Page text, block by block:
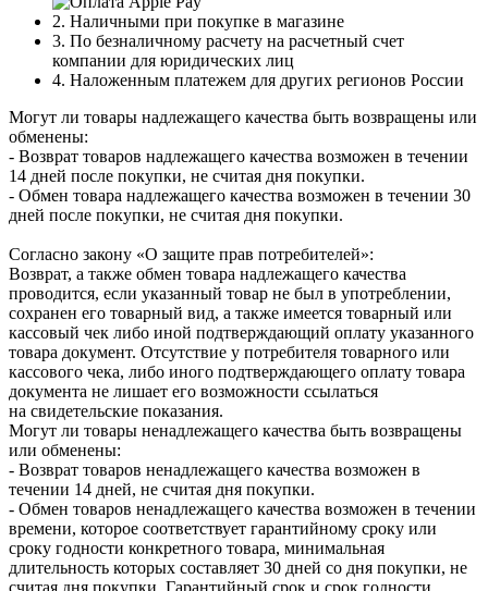
2. Наличными при покупке в магазине
3. По безналичному расчету на расчетный счет
компании для юридических лиц
4. Наложенным платежем для других регионов России
Могут ли товары надлежащего качества быть возвращены или
обменены:
- Возврат товаров надлежащего качества возможен в течении
14 дней после покупки, не считая дня покупки.
- Обмен товара надлежащего качества возможен в течении 30
дней после покупки, не считая дня покупки.
Согласно закону «О защите прав потребителей»:
Возврат, а также обмен товара надлежащего качества
проводится, если указанный товар не был в употреблении,
сохранен его товарный вид, а также имеется товарный или
кассовый чек либо иной подтверждающий оплату указанного
товара документ. Отсутствие у потребителя товарного или
кассового чека, либо иного подтверждающего оплату товара
документа не лишает его возможности ссылаться
на свидетельские показания.
Могут ли товары ненадлежащего качества быть возвращены
или обменены:
- Возврат товаров ненадлежащего качества возможен в
течении 14 дней, не считая дня покупки.
- Обмен товаров ненадлежащего качества возможен в течении
времени, которое соответствует гарантийному сроку или
сроку годности конкретного товара, минимальная
длительность которых составляет 30 дней со дня покупки, не
считая дня покупки. Гарантийный срок и срок годности